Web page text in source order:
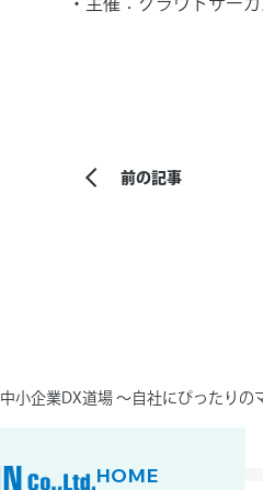
前の記事
中小企業DX道場 ～自社にぴったり
HOME